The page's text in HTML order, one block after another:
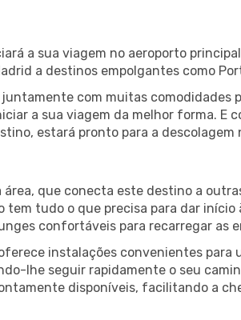
a sua viagem no aeroporto
a destinos empolgantes como
com muitas comodidades
a sua viagem da melhor forma. E
estará pronto para a
que conecta este destino a
tudo o que precisa para dar início
confortáveis para recarregar as
instalações convenientes para
lhe seguir rapidamente o seu
disponíveis, facilitando a